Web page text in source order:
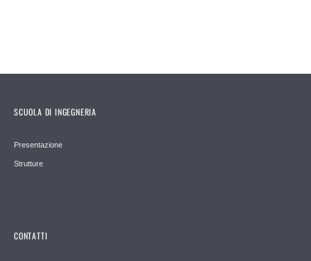
SCUOLA DI INGEGNERIA
Presentazione
Strutture
CONTATTI